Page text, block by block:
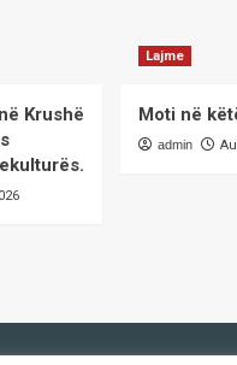
Krushë
Lajme
Moti në
admin